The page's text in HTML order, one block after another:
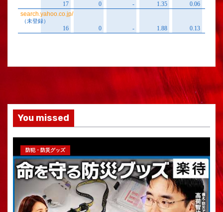
You missed
防犯・防災グッズ